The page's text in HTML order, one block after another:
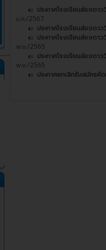
ประกาศโรงเรียนส่องด
ม.ค./2567
ประกาศโรงเรียนส่องด
ประกาศโรงเรียนส่องดา
พ.ย./2565
ประกาศโรงเรียนส่องดา
พ.ย./2565
ประกาศยกเลิกรับสมัครคั